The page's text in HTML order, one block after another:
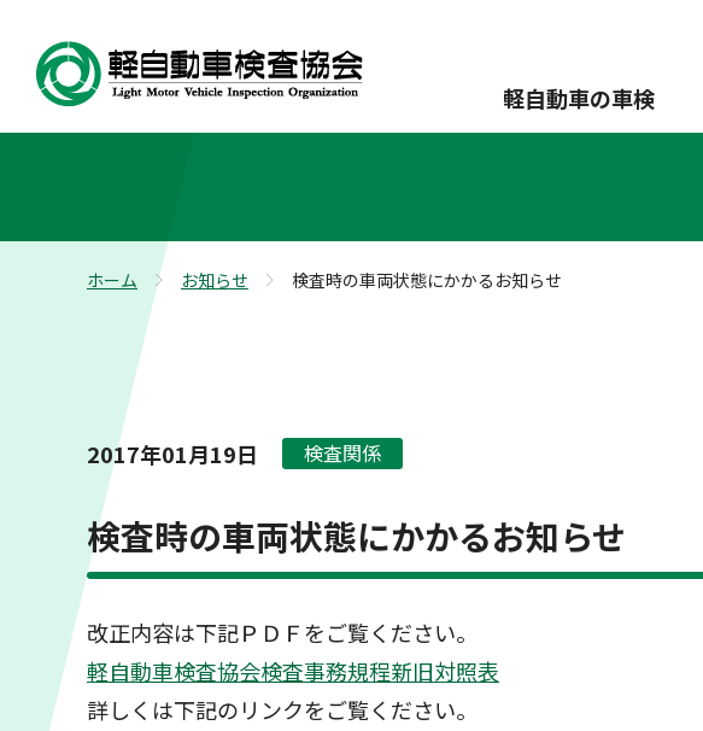
軽自動車の車検
ホーム お知らせ 検査時の車両状態にかかるお知らせ
2017年01月19日 検査関係
検査時の車両状態にかかるお知らせ
改正内容は下記ＰＤＦをご覧ください。
軽自動車検査協会検査事務規程新旧対照表
詳しくは下記のリンクをご覧ください。